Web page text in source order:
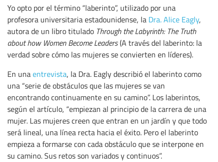
Yo opto por el término “laberinto”, utilizado por una
profesora universitaria estadounidense, la Dra. Alice Eagly,
autora de un libro titulado Through the Labyrinth: The Truth
about how Women Become Leaders(A través del laberinto: la
verdad sobre cómo las mujeres se convierten en líderes).
En unaentrevista, la Dra. Eagly describió el laberinto como
una “serie de obstáculos que las mujeres se van
encontrando continuamente en su camino”. Los laberintos,
según el artículo, “empiezan al principio de la carrera de una
mujer. Las mujeres creen que entran en un jardín y que todo
será lineal, una línea recta hacia el éxito. Pero el laberinto
empieza a formarse con cada obstáculo que se interpone en
su camino. Sus retos son variados y continuos”.